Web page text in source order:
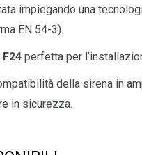
impiegando una
EN 54-3).
perfetta per
della sirena in
in sicurezza.